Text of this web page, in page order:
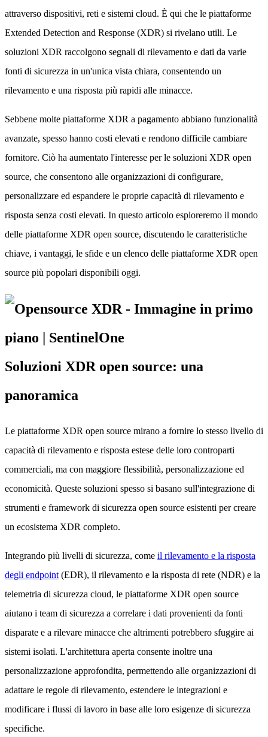
attraverso dispositivi, reti e sistemi cloud. È qui che le piattaforme
Extended Detection and Response (XDR) si rivelano utili. Le
soluzioni XDR raccolgono segnali di rilevamento e dati da varie
fonti di sicurezza in un'unica vista chiara, consentendo un
rilevamento e una risposta più rapidi alle minacce.
Sebbene molte piattaforme XDR a pagamento abbiano funzionalità
avanzate, spesso hanno costi elevati e rendono difficile cambiare
fornitore. Ciò ha aumentato l'interesse per le soluzioni XDR open
source, che consentono alle organizzazioni di configurare,
personalizzare ed espandere le proprie capacità di rilevamento e
risposta senza costi elevati. In questo articolo esploreremo il mondo
delle piattaforme XDR open source, discutendo le caratteristiche
chiave, i vantaggi, le sfide e un elenco delle piattaforme XDR open
source più popolari disponibili oggi.
Soluzioni XDR open source: una
panoramica
Le piattaforme XDR open source mirano a fornire lo stesso livello di
capacità di rilevamento e risposta estese delle loro controparti
commerciali, ma con maggiore flessibilità, personalizzazione ed
economicità. Queste soluzioni spesso si basano sull'integrazione di
strumenti e framework di sicurezza open source esistenti per creare
un ecosistema XDR completo.
Integrando più livelli di sicurezza, come il rilevamento e la risposta
degli endpoint (EDR), il rilevamento e la risposta di rete (NDR) e la
telemetria di sicurezza cloud, le piattaforme XDR open source
aiutano i team di sicurezza a correlare i dati provenienti da fonti
disparate e a rilevare minacce che altrimenti potrebbero sfuggire ai
sistemi isolati. L'architettura aperta consente inoltre una
personalizzazione approfondita, permettendo alle organizzazioni di
adattare le regole di rilevamento, estendere le integrazioni e
modificare i flussi di lavoro in base alle loro esigenze di sicurezza
specifiche.